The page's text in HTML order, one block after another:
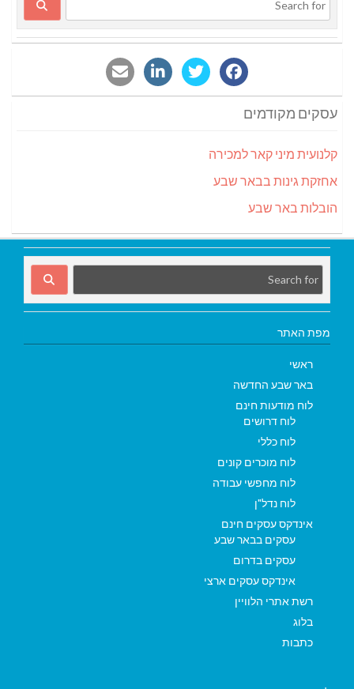
עסקים מקודמים
קלנועית מיני קאר למכירה
אחזקת גינות בבאר שבע
הובלות באר שבע
מפת האתר
ראשי
באר שבע החדשה
לוח מודעות חינם
לוח דרושים
לוח כללי
לוח מוכרים קונים
לוח מחפשי עבודה
לוח נדל"ן
אינדקס עסקים חינם
עסקים בבאר שבע
עסקים בדרום
אינדקס עסקים ארצי
רשת אתרי הלוויין
בלוג
כתבות